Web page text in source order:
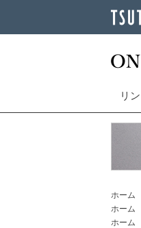
リ
ホーム
ホーム
ホーム